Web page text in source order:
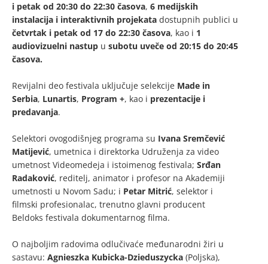
i petak od 20:30 do 22:30 časova, 6 medijskih
instalacija i interaktivnih projekata dostupnih publici u
četvrtak i petak od 17 do 22:30 časova, kao i 1
audiovizuelni nastup u subotu uveče od 20:15 do 20:45
časova.
Revijalni deo festivala uključuje selekcije Made in
Serbia, Lunartis, Program +, kao i prezentacije i
predavanja.
Selektori ovogodišnjeg programa su Ivana Sremčević
Matijević, umetnica i direktorka Udruženja za video
umetnost Videomedeja i istoimenog festivala; Srđan
Radaković, reditelj, animator i profesor na Akademiji
umetnosti u Novom Sadu; i Petar Mitrić, selektor i
filmski profesionalac, trenutno glavni producent
Beldoks festivala dokumentarnog filma.
O najboljim radovima odlučivaće međunarodni žiri u
sastavu: Agnieszka Kubicka-Dzieduszycka (Poljska),